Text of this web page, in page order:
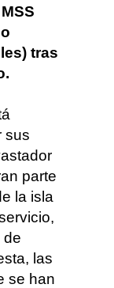
tras
sus
parte
la isla
de
las
se han